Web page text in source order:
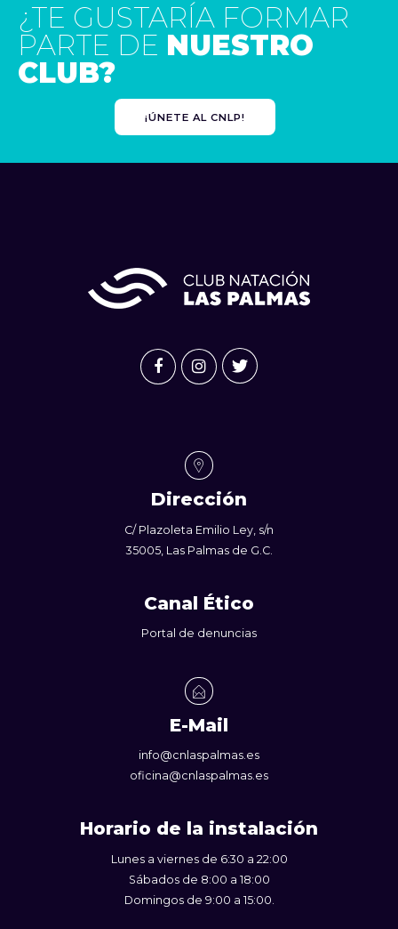
¿TE GUSTARÍA FORMAR
PARTE DE NUESTRO
CLUB?
¡ÚNETE AL CNLP!
Dirección
C/ Plazoleta Emilio Ley, s/n
35005, Las Palmas de G.C.
Canal Ético
Portal de denuncias
E-Mail
info@cnlaspalmas.es
oficina@cnlaspalmas.es
Horario de la instalación
Lunes a viernes de 6:30 a 22:00
Sábados de 8:00 a 18:00
Domingos de 9:00 a 15:00.